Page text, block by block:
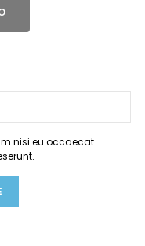
nisi eu occaecat